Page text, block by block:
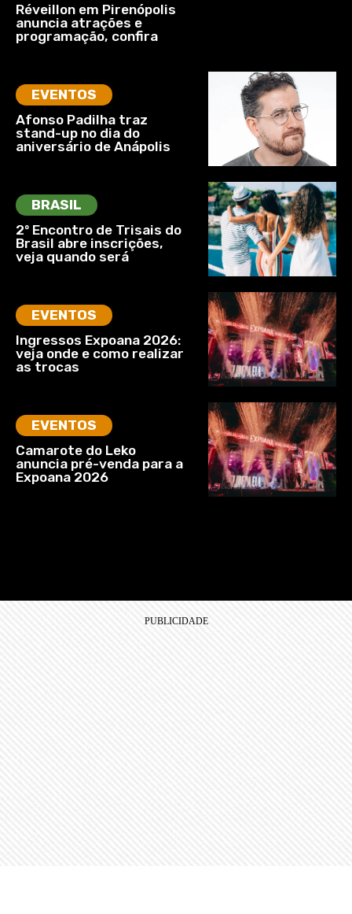
Réveillon em Pirenópolis
anuncia atrações e
programação, confira
EVENTOS
Afonso Padilha traz
stand-up no dia do
aniversário de Anápolis
BRASIL
2º Encontro de Trisais do
Brasil abre inscrições,
veja quando será
EVENTOS
Ingressos Expoana 2026:
veja onde e como realizar
as trocas
EVENTOS
Camarote do Leko
anuncia pré-venda para a
Expoana 2026